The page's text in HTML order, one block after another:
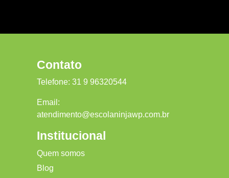
Contato
Telefone: 31 9 96320544
Email:
atendimento@escolaninjawp.com.br
Institucional
Quem somos
Blog